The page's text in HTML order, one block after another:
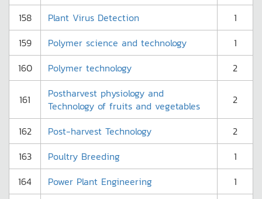
158 Plant Virus Detection
1
159
Polymer science and technology
1
160
Polymer technology 2
161
Postharvest physiology and
Technology of fruits and vegetables
2
162 Post-harvest Technology
2
163
Poultry Breeding
1
164
Power Plant Engineering
1